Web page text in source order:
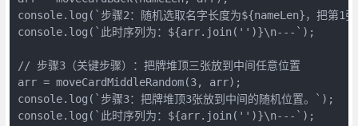
console.log(`步骤2：随机选取名字长度为${nameLen}，把第1
console.log(`此时序列为：${arr.join('')}\n---`);
// 步骤3（关键步骤）：把牌堆顶三张放到中间任意位置
arr = moveCardMiddleRandom(3, arr);
console.log(`步骤3：把牌堆顶3张放到中间的随机位置。`);
console.log(`此时序列为：${arr.join('')}\n---`);